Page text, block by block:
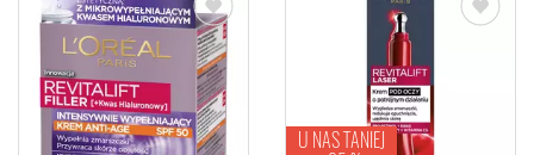
U NAS TANIEJ